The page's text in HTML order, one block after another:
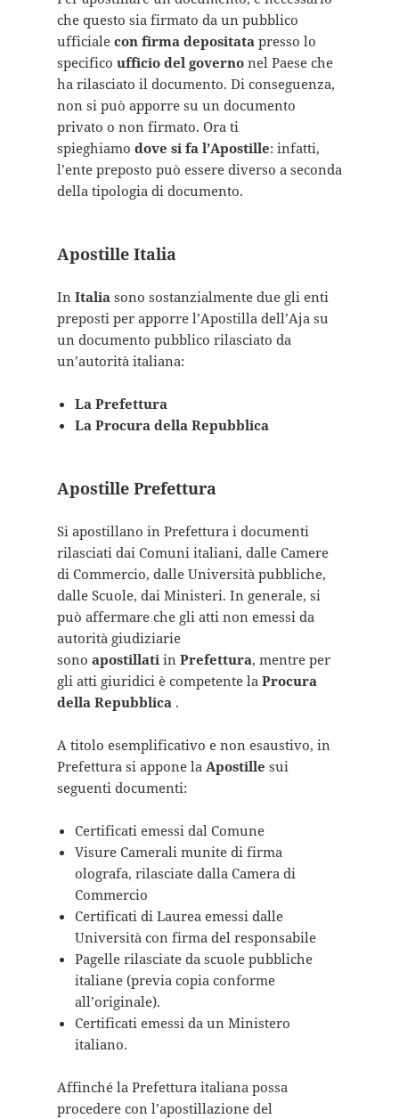
che questo sia firmato da un pubblico
ufficiale con firma depositata presso lo
specifico ufficio del governonel Paese che
ha rilasciato il documento. Di conseguenza,
non si può apporre su un documento
privato o non firmato. Ora ti
spieghiamo dove si fa l’Apostille: infatti,
l’ente preposto può essere diverso a seconda
della tipologia di documento.
Apostille Italia
In Italia sono sostanzialmente due gli enti
preposti per apporre l’Apostilla dell’Aja su
un documento pubblico rilasciato da
un’autorità italiana:
La Prefettura
La Procura della Repubblica
Apostille Prefettura
Si apostillano in Prefettura i documenti
rilasciati dai Comuni italiani, dalle Camere
di Commercio, dalle Università pubbliche,
dalle Scuole, dai Ministeri. In generale, si
può affermare che gli atti non emessi da
autorità giudiziarie
sono apostillati in Prefettura, mentre per
gli atti giuridici è competente la Procura
della Repubblica .
A titolo esemplificativo e non esaustivo, in
Prefettura si appone la Apostille sui
seguenti documenti:
Certificati emessi dal Comune
Visure Camerali munite di firma
olografa, rilasciate dalla Camera di
Commercio
Certificati di Laurea emessi dalle
Università con firma del responsabile
Pagelle rilasciate da scuole pubbliche
italiane (previa copia conforme
all’originale).
Certificati emessi da un Ministero
italiano.
Affinché la Prefettura italiana possa
procedere con l’apostillazione del